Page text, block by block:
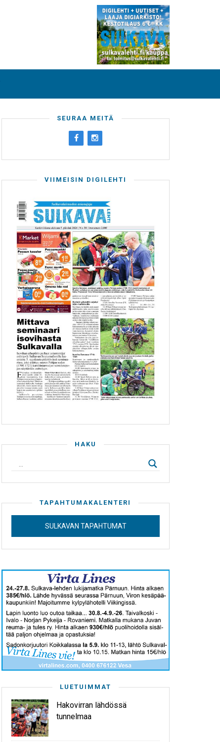
SEURAA MEITÄ
VIIMEISIN DIGILEHTI
HAKU
TAPAHTUMAKALENTERI
SULKAVAN TAPAHTUMAT
LUETUIMMAT
Hakovirran lähdössä
tunnelmaa